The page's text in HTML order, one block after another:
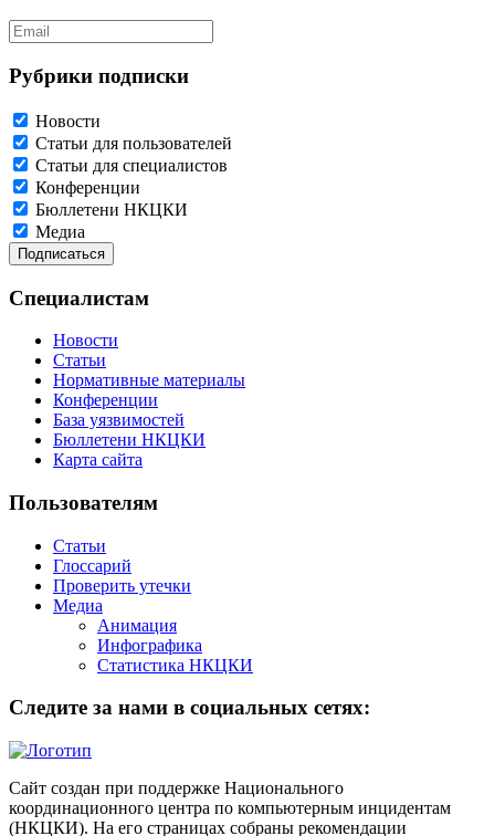
Рубрики подписки
Новости
Статьи для пользователей
Статьи для специалистов
Конференции
Бюллетени НКЦКИ
Медиа
Специалистам
Новости
Статьи
Нормативные материалы
Конференции
База уязвимостей
Бюллетени НКЦКИ
Карта сайта
Пользователям
Статьи
Глоссарий
Проверить утечки
Медиа
Анимация
Инфографика
Статистика НКЦКИ
Следите за нами в социальных сетях:
Сайт создан при поддержке Национального
координационного центра по компьютерным инцидентам
(НКЦКИ). На его страницах собраны рекомендации